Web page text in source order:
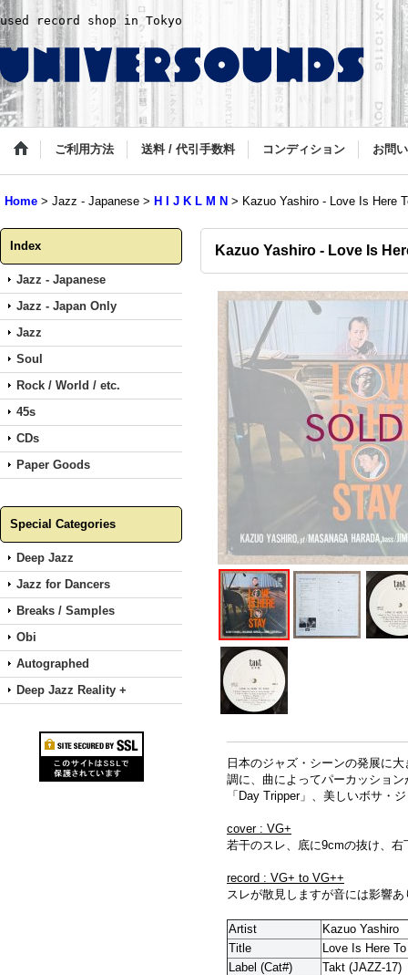
used record shop in Tokyo
ご利用方法 送料 / 代引手数料 コンディション お問
Home > Jazz - Japanese > H I J K L M N > Kazuo Yashiro - Love Is Here
Index
Jazz - Japanese
Jazz - Japan Only
Jazz
Soul
Rock / World / etc.
45s
CDs
Paper Goods
Special Categories
Deep Jazz
Jazz for Dancers
Breaks / Samples
Obi
Autographed
Deep Jazz Reality +
Kazuo Yashiro - Love Is
日本のジャズ・シーンの発展に
調に、曲によってパーカッショ
「Day Tripper」、美しいボサ・
cover : VG+
若干のスレ、底に9cmの抜け、
record : VG+ to VG++
スレが散見しますが音には影響
Artist
Kazuo Yashiro
Title
Love Is Here
Label (Cat#)
Takt (JAZZ-17)